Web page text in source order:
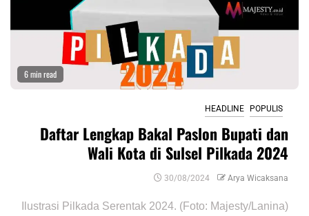
6 min read
HEADLINE POPULIS
Daftar Lengkap Bakal Paslon Bupati dan
Wali Kota di Sulsel Pilkada 2024
30/08/2024 Arya Wicaksana
Ilustrasi Pilkada Serentak 2024. (Foto: Majesty/Lanina)